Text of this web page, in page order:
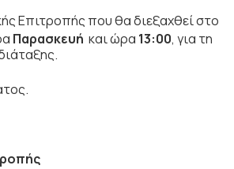
Επιτροπής που θα διεξαχθεί στο
Παρασκευή και ώρα 13:00, για τη